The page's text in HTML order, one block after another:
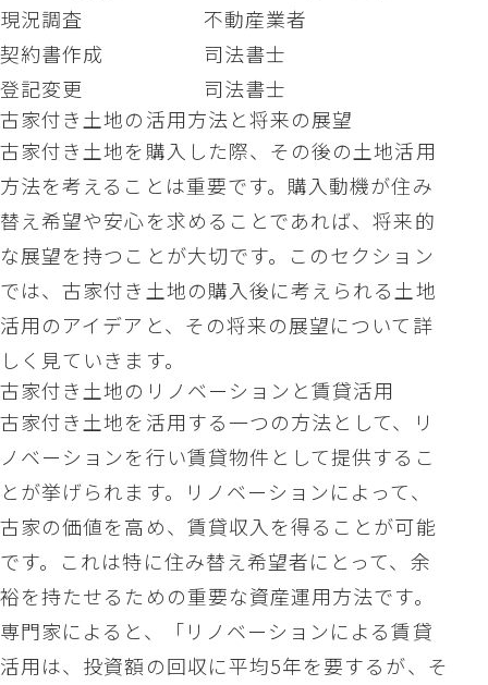
現況調査
不動産業者
契約書作成
司法書士
登記変更
司法書士
古家付き土地の活用方法と将来の展望
古家付き土地を購入した際、その後の土地活用
方法を考えることは重要です。購入動機が住み
替え希望や安心を求めることであれば、将来的
な展望を持つことが大切です。このセクション
では、古家付き土地の購入後に考えられる土地
活用のアイデアと、その将来の展望について詳
しく見ていきます。
古家付き土地のリノベーションと賃貸活用
古家付き土地を活用する一つの方法として、リ
ノベーションを行い賃貸物件として提供するこ
とが挙げられます。リノベーションによって、
古家の価値を高め、賃貸収入を得ることが可能
です。これは特に住み替え希望者にとって、余
裕を持たせるための重要な資産運用方法です。
専門家によると、「リノベーションによる賃貸
活用は、投資額の回収に平均5年を要するが、そ